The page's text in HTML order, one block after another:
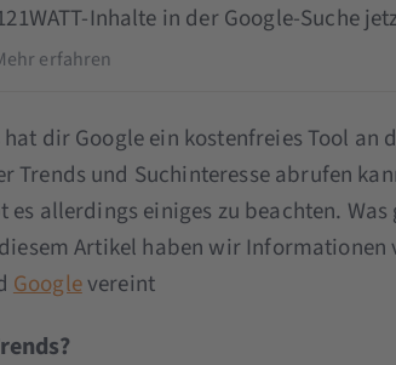
Inhalte in der Google-Suche
erfahren
hat dir Google ein kostenfreies Tool an
Trends und Suchinteresse abrufen
es allerdings einiges zu beachten.
Artikel haben wir Informationen
Googlevereint